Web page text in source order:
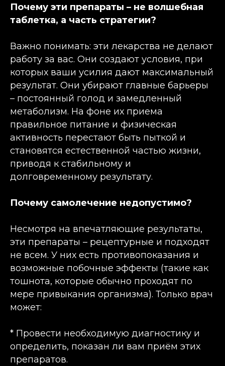
Почему эти препараты – не волшебная
таблетка, а часть стратегии?
Важно понимать: эти лекарства не делают
работу за вас. Они создают условия, при
которых ваши усилия дают максимальный
результат. Они убирают главные барьеры
– постоянный голод и замедленный
метаболизм. На фоне их приема
правильное питание и физическая
активность перестают быть пыткой и
становятся естественной частью жизни,
приводя к стабильному и
долговременному результату.
Почему самолечение недопустимо?
Несмотря на впечатляющие результаты,
эти препараты – рецептурные и подходят
не всем. У них есть противопоказания и
возможные побочные эффекты (такие как
тошнота, которые обычно проходят по
мере привыкания организма). Только врач
может:
* Провести необходимую диагностику и
определить, показан ли вам приём этих
препаратов.